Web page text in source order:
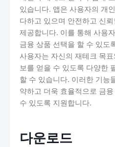
있습니다. 앱은 사용자의 개
다하고 있으며 안전하고 신
제공합니다. 이를 통해 사용
금융 상품 선택을 할 수 있도
사용자는 자신의 재테크 목
보를 얻을 수 있도록 다양한
할 수 있습니다. 이러한 기능
약하고 더욱 효율적으로 금
수 있도록 지원합니다.
다운로드